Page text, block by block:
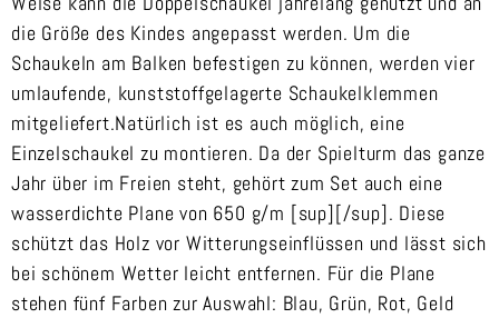
die Größe des Kindes angepasst werden. Um die
Schaukeln am Balken befestigen zu können, werden vier
umlaufende, kunststoffgelagerte Schaukelklemmen
mitgeliefert.Natürlich ist es auch möglich, eine
Einzelschaukel zu montieren. Da der Spielturm das ganze
Jahr über im Freien steht, gehört zum Set auch eine
wasserdichte Plane von 650 g/m [sup][/sup]. Diese
schützt das Holz vor Witterungseinflüssen und lässt sich
bei schönem Wetter leicht entfernen. Für die Plane
stehen fünf Farben zur Auswahl: Blau, Grün, Rot, Geld